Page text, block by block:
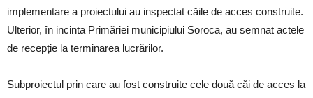
implementare a proiectului au inspectat căile de acces construite.
Ulterior, în incinta Primăriei municipiului Soroca, au semnat actele
de recepție la terminarea lucrărilor.
Subproiectul prin care au fost construite cele două căi de acces la